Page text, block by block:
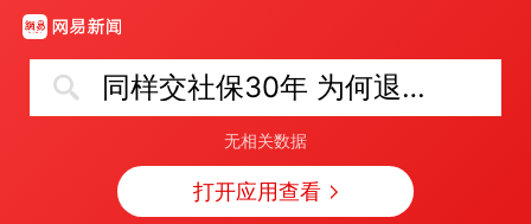
同样交社保30年 为何退休金不同
无相关数据
打开应用查看